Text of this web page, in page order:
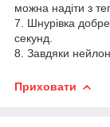
можна надіти з
7. Шнурівка добре
секунд.
8. Завдяки
Приховати